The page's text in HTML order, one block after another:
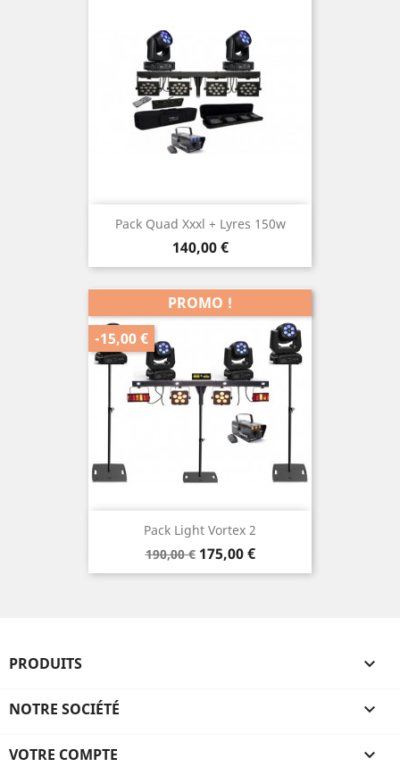
Pack Quad Xxxl + Lyres 150w
Prix
140,00 €
Pack Light Vortex 2
Prix
de
190,00 € Prix
175,00 €
PROMO !
-15,00 €
PRODUITS 
NOTRE SOCIÉTÉ 
VOTRE COMPTE 